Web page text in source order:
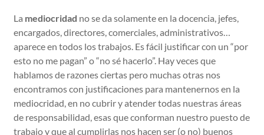
La mediocridad no se da solamente en la docencia, jefes,
encargados, directores, comerciales, administrativos…
aparece en todos los trabajos. Es fácil justificar con un “por
esto no me pagan” o “no sé hacerlo”. Hay veces que
hablamos de razones ciertas pero muchas otras nos
encontramos con justificaciones para mantenernos en la
mediocridad, en no cubrir y atender todas nuestras áreas
de responsabilidad, esas que conforman nuestro puesto de
trabajo y que al cumplirlas nos hacen ser (o no) buenos